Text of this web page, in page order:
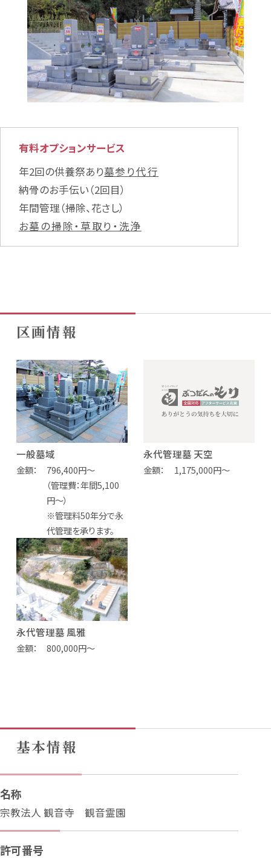
有料オプションサービス
年2回の供養祭あり墓参り代行
納骨のお手伝い（2回目）
年間管理（掃除、花さし）
お墓の掃除・草取り・洗浄
区画情報
一般墓域
金額
796,400円～
（管理費：年間5,100
円～）
※管理料50年分で永
代管理を承ります。
永代管理墓 天空
金額 1,175,000円～
永代管理墓 風雅
金額 800,000円～
基本情報
名称
宗教法人 観音寺 観音霊園
許可番号